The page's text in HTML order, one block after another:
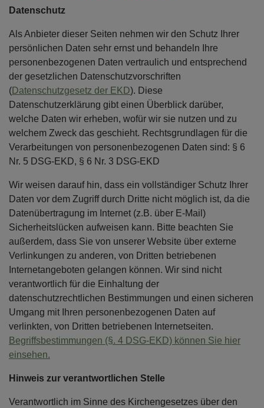
Datenschutz
Als Anbieter dieser Seiten nehmen wir den Schutz Ihrer
persönlichen Daten sehr ernst und behandeln Ihre
personenbezogenen Daten vertraulich und entsprechend
der gesetzlichen Datenschutzvorschriften
(Datenschutzgesetz der EKD). Diese
Datenschutzerklärung gibt einen Überblick darüber,
welche Daten wir erheben, wofür wir sie nutzen und zu
welchem Zweck das geschieht. Rechtsgrundlagen für die
Verarbeitungen von personenbezogenen Daten sind: § 6
Nr. 5 DSG-EKD, § 6 Nr. 3 DSG-EKD
Wir weisen darauf hin, dass ein vollständiger Schutz Ihrer
Daten vor dem Zugriff durch Dritte nicht möglich ist, da die
Datenübertragung im Internet (z.B. über E-Mail)
Sicherheitslücken aufweisen kann. Bitte beachten Sie
außerdem, dass Sie von unserer Website über externe
Verlinkungen zu anderen, von Dritten betriebenen
Internetangeboten gelangen können. Wir sind nicht
verantwortlich für die Einhaltung der
datenschutzrechtlichen Bestimmungen und einen sicheren
Umgang mit Ihren personenbezogenen Daten auf
verlinkten, von Dritten betriebenen Internetseiten.
Begriffsbestimmungen (§. 4 DSG-EKD) können Sie hier
einsehen.
Hinweis zur verantwortlichen Stelle
Verantwortlich im Sinne des Kirchengesetzes über den